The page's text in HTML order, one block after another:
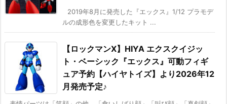
2019年8月に発売した『エックス』1/12 プラモデ
ルの成形色を変更したキット ...
【ロックマンX】HIYA エクスクイジッ
ト・ベーシック『エックス』可動フィギ
ュア予約【ハイヤトイズ】より2026年12
月発売予定♪